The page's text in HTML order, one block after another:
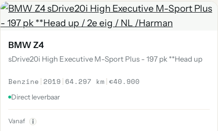
BMW Z4
sDrive20i High Executive M-Sport Plus - 197 pk **Head up
Benzine | 2019 | 64.297 km |€40.900
Direct leverbaar
Vanaf i